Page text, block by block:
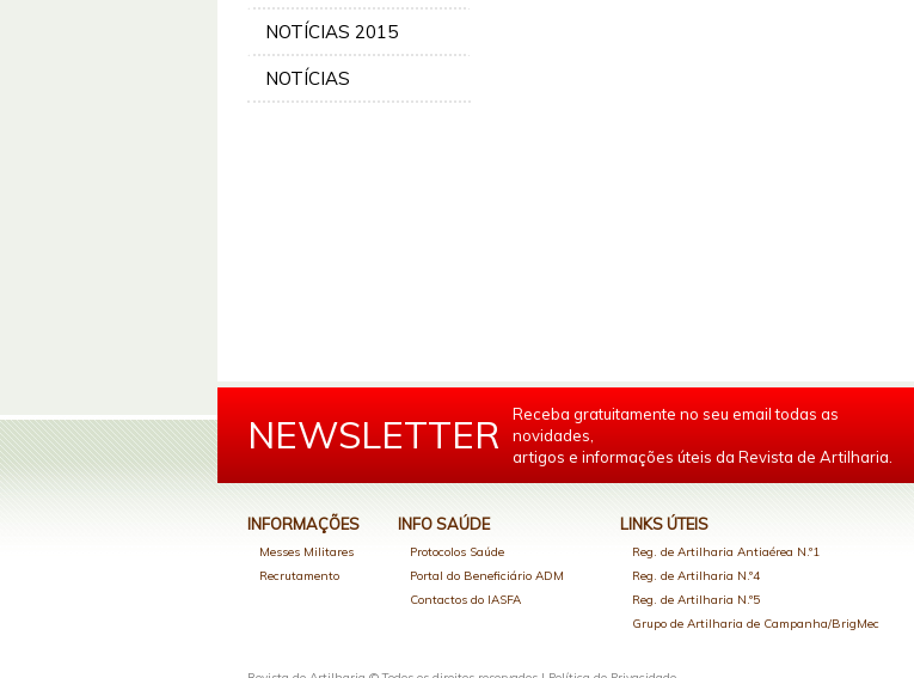
NOTÍCIAS 2015
NOTÍCIAS
NEWSLETTER
Receba gratuitamente no seu email todas as
novidades,
artigos e informações úteis da Revista de Artilharia.
INFORMAÇÕES
Messes Militares
Recrutamento
INFO SAÚDE
Protocolos Saúde
Portal do Beneficiário ADM
Contactos do IASFA
LINKS ÚTEIS
Reg. de Artilharia Antiaérea N.º1
Reg. de Artilharia N.º4
Reg. de Artilharia N.º5
Grupo de Artilharia de Campanha/BrigMec